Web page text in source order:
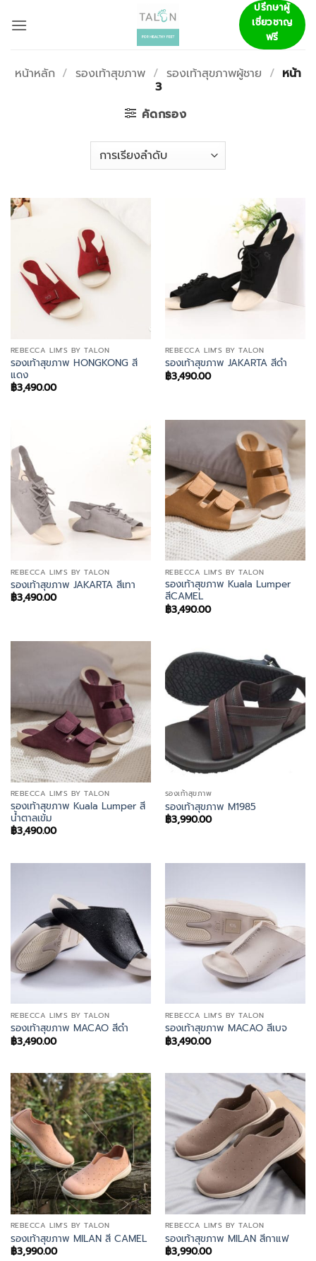
ปรึกษาผู้
เชี่ยวชาญ
ฟรี
หน้าหลัก / รองเท้าสุขภาพ / รองเท้าสุขภาพผู้ชาย / หน้า
3
คัดกรอง
REBECCA LIM'S BY TALON
รองเท้าสุขภาพ HONGKONG สี
แดง
฿3,490.00
REBECCA LIM'S BY TALON
รองเท้าสุขภาพ JAKARTA สีดำ
฿3,490.00
REBECCA LIM'S BY TALON
รองเท้าสุขภาพ JAKARTA สีเทา
฿3,490.00
REBECCA LIM'S BY TALON
รองเท้าสุขภาพ Kuala Lumper
สีCAMEL
฿3,490.00
REBECCA LIM'S BY TALON
รองเท้าสุขภาพ Kuala Lumper สี
น้ำตาลเข้ม
฿3,490.00
รองเท้าสุขภาพ
รองเท้าสุขภาพ M1985
฿3,990.00
REBECCA LIM'S BY TALON
รองเท้าสุขภาพ MACAO สีดำ
฿3,490.00
REBECCA LIM'S BY TALON
รองเท้าสุขภาพ MACAO สีเบจ
฿3,490.00
REBECCA LIM'S BY TALON
รองเท้าสุขภาพ MILAN สี CAMEL
฿3,990.00
REBECCA LIM'S BY TALON
รองเท้าสุขภาพ MILAN สีกาแฟ
฿3,990.00